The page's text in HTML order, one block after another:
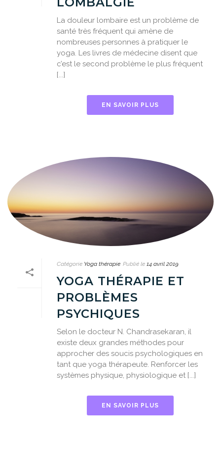
La douleur lombaire est un problème de
santé très fréquent qui amène de
nombreuses personnes à pratiquer le
yoga. Les livres de médecine disent que
c’est le second problème le plus fréquent
[...]
EN SAVOIR PLUS
Catégorie Yoga thérapie Publié le 14 avril 2019
YOGA THÉRAPIE ET
PROBLÈMES
PSYCHIQUES
Selon le docteur N. Chandrasekaran, il
existe deux grandes méthodes pour
approcher des soucis psychologiques en
tant que yoga thérapeute. Renforcer les
systèmes physique, physiologique et [...]
EN SAVOIR PLUS